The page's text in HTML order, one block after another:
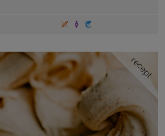
recept